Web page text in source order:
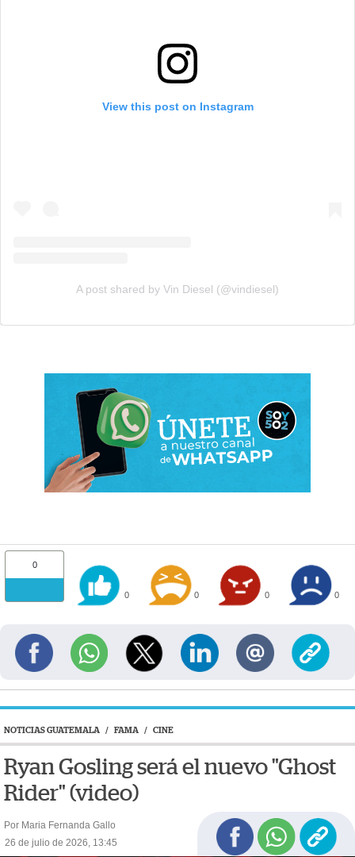
View this post on Instagram
A post shared by Vin Diesel (@vindiesel)
0
0 0 0 0
NOTICIAS GUATEMALA / FAMA / CINE
Ryan Gosling será el nuevo "Ghost
Rider" (video)
Por Maria Fernanda Gallo
26 de julio de 2026, 13:45